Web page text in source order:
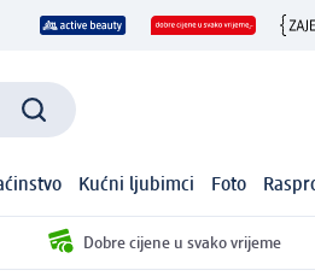
Kućni ljubimci Foto
Dobre cijene u svako vrijeme